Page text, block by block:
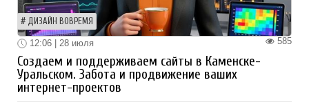
ДИЗАЙН ВОВРЕМЯ
585
12:06 | 28 июля
Создаем и поддерживаем сайты в Каменске-
Уральском. Забота и продвижение ваших
интернет-проектов